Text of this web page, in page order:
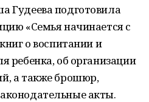
Гудеева подготовила
«Семья начинается с
о воспитании и
ребенка, об организации
а также брошюр,
акты.